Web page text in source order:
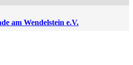
am Wendelstein e.V.